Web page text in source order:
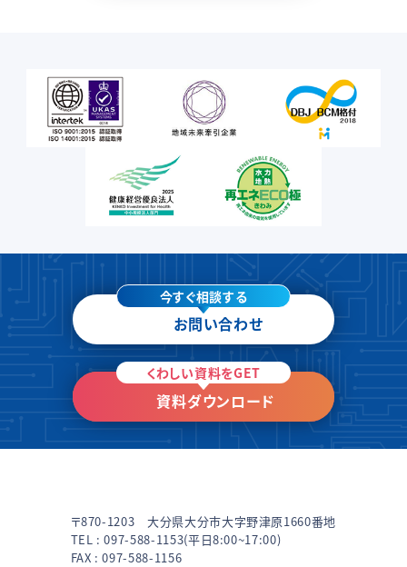
今すぐ相談する
お問い合わせ
くわしい資料をGET
資料ダウンロード
〒870-1203 大分県大分市大字野津原1660番地
TEL :097-588-1153(平日8:00~17:00)
FAX : 097-588-1156